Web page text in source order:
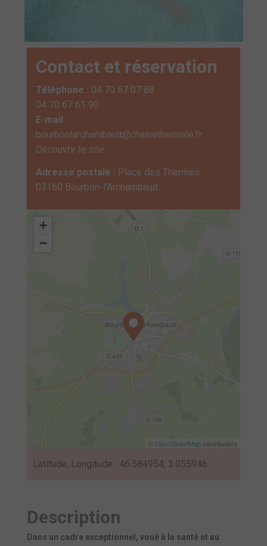
Contact et réservation
Téléphone : 04 70 67 07 88
04 70 67 61 90
E-mail :
bourbonlarchambault@chainethermale.fr
Découvrir le site
Adresse postale : Place des Thermes
03160 Bourbon-l'Archambault
+
−
© OpenStreetMapcontributors
Latitude, Longitude : 46.584954, 3.055946
Description
Dans un cadre exceptionnel, voué à la santé et au